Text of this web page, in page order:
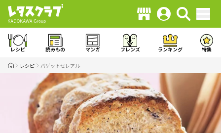
レシピ 読みもの マンガ フレンズ ランキング 特集
レシピ バゲットセレアル